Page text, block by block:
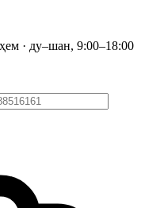
· ду–шан, 9:00–18:00